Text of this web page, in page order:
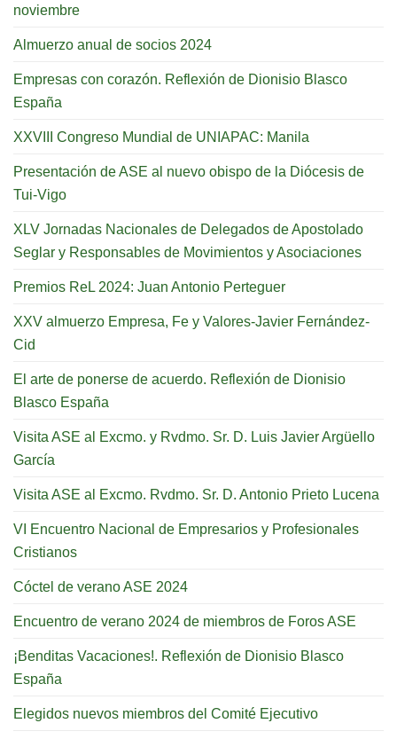
noviembre
Almuerzo anual de socios 2024
Empresas con corazón. Reflexión de Dionisio Blasco
España
XXVIII Congreso Mundial de UNIAPAC: Manila
Presentación de ASE al nuevo obispo de la Diócesis de
Tui-Vigo
XLV Jornadas Nacionales de Delegados de Apostolado
Seglar y Responsables de Movimientos y Asociaciones
Premios ReL 2024: Juan Antonio Perteguer
XXV almuerzo Empresa, Fe y Valores-Javier Fernández-
Cid
El arte de ponerse de acuerdo. Reflexión de Dionisio
Blasco España
Visita ASE al Excmo. y Rvdmo. Sr. D. Luis Javier Argüello
García
Visita ASE al Excmo. Rvdmo. Sr. D. Antonio Prieto Lucena
VI Encuentro Nacional de Empresarios y Profesionales
Cristianos
Cóctel de verano ASE 2024
Encuentro de verano 2024 de miembros de Foros ASE
¡Benditas Vacaciones!. Reflexión de Dionisio Blasco
España
Elegidos nuevos miembros del Comité Ejecutivo